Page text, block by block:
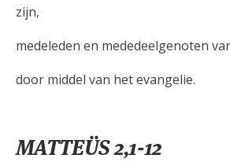
zijn,
medeleden en mededeelgenoten
door middel van het evangelie.
MATTEÜS 2,1-12